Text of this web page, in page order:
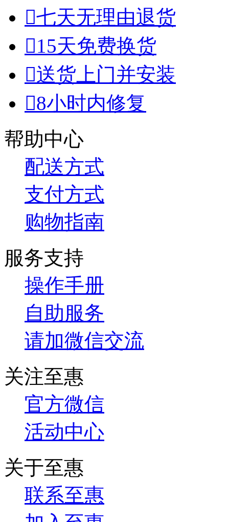
七天无理由退货
15天免费换货
送货上门并安装
8小时内修复
帮助中心
配送方式
支付方式
购物指南
服务支持
操作手册
自助服务
请加微信交流
关注至惠
官方微信
活动中心
关于至惠
联系至惠